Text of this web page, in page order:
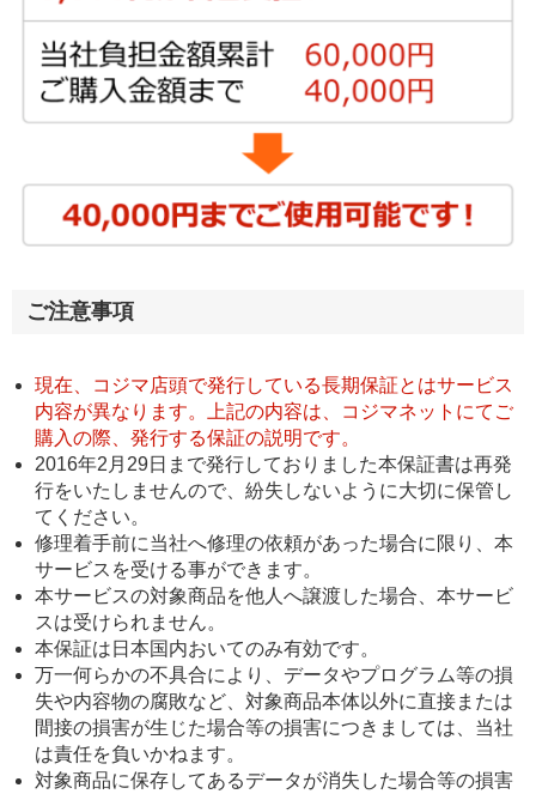
ご注意事項
現在、コジマ店頭で発行している長期保証とはサービス
内容が異なります。上記の内容は、コジマネットにてご
購入の際、発行する保証の説明です。
2016年2月29日まで発行しておりました本保証書は再発
行をいたしませんので、紛失しないように大切に保管し
てください。
修理着手前に当社へ修理の依頼があった場合に限り、本
サービスを受ける事ができます。
本サービスの対象商品を他人へ譲渡した場合、本サービ
スは受けられません。
本保証は日本国内おいてのみ有効です。
万一何らかの不具合により、データやプログラム等の損
失や内容物の腐敗など、対象商品本体以外に直接または
間接の損害が生じた場合等の損害につきましては、当社
は責任を負いかねます。
対象商品に保存してあるデータが消失した場合等の損害